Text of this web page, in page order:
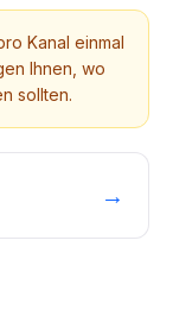
Kanal einmal
Ihnen, wo
sollten.
→